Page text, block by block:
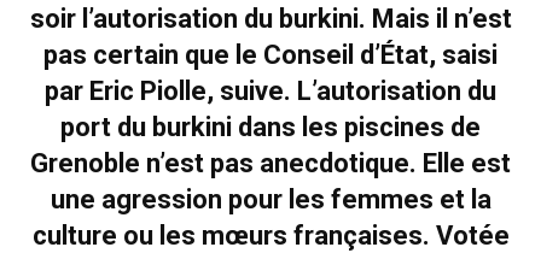
soir l’autorisation du burkini. Mais il n’est
pas certain que le Conseil d’État, saisi
par Eric Piolle, suive. L’autorisation du
port du burkini dans les piscines de
Grenoble n’est pas anecdotique. Elle est
une agression pour les femmes et la
culture ou les mœurs françaises. Votée